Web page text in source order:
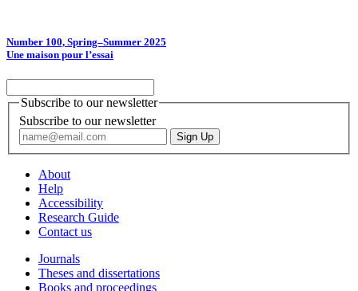
Number 100, Spring–Summer 2025
Une maison pour l’essai
Subscribe to our newsletter
Subscribe to our newsletter
About
Help
Accessibility
Research Guide
Contact us
Journals
Theses and dissertations
Books and proceedings